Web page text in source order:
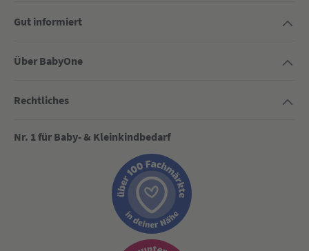
Gut informiert
Über BabyOne
Rechtliches
Nr. 1 für Baby- & Kleinkindbedarf